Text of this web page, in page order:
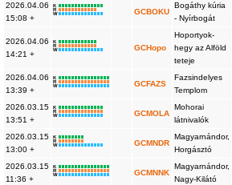
2026.04.06
15:08 +
K
R
W
GCBOKU
Bogáthy kúria
- Nyírbogát
2026.04.06
14:21 +
K
R
W
GCHopo
Hoportyok-
hegy az Alföld
teteje
2026.04.06
13:39 +
K
R
W
GCFAZS
Fazsindelyes
Templom
2026.03.15
13:51 +
K
R
W
GCMOLA
Mohorai
látnivalók
2026.03.15
13:00 +
K
R
W
GCMNDR
Magyarnándor,
Horgásztó
2026.03.15
11:36 +
K
R
W
GCMNNK
Magyarnándor,
Nagy-Kilátó